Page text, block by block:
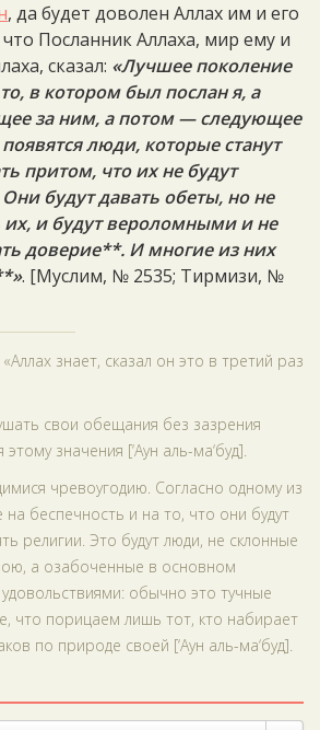
, да будет доволен Аллах им и его
Посланник Аллаха, мир ему и
сказал: «Лучшее поколение
в котором был послан я, а
за ним, а потом — следующее
люди, которые станут
притом, что их не будут
будут давать обеты, но не
их, и будут вероломными и не
доверие**. И многие из них
. [Муслим, № 2535; Тирмизи, №
знает, сказал он это в третий раз
свои обещания без зазрения
значения [‘Аун аль-ма‘буд].
чревоугодию. Согласно одному из
на беспечность и на то, что они будут
религии. Это будут люди, не склонные
а озабоченные в основном
обычно это тучные
что порицаем лишь тот, кто набирает
по природе своей [‘Аун аль-ма‘буд].